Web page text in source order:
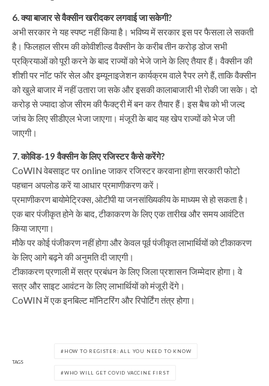
6. क्या बाजार से वैक्सीन खरीदकर लगवाई जा सकेगी?
अभी सरकार ने यह स्पष्ट नहीं किया है। भविष्य में सरकार इस पर फैसला ले सकती
है। फिलहाल सीरम की कोवीशील्ड वैक्सीन के करीब तीन करोड़ डोज सभी
प्रक्रियाओं को पूरी करने के बाद राज्यों को भेजे जाने के लिए तैयार हैं। वैक्सीन की
शीशी पर नॉट फॉर सेल और इम्यूनाइजेशन कार्यक्रम वाले रैपर लगे हैं, ताकि वैक्सीन
को खुले बाजार में नहीं उतारा जा सके और इसकी कालाबाजारी भी रोकी जा सके। दो
करोड़ से ज्यादा डोज सीरम की फैक्ट्री में बन कर तैयार हैं। इस बैच को भी जल्द
जांच के लिए सीडीएल भेजा जाएगा। मंजूरी के बाद यह खेप राज्यों को भेज जी
जाएगी।
7. कोविड-19 वैक्सीन के लिए रजिस्टर कैसे करेंगे?
CoWIN वेबसाइट पर online जाकर रजिस्टर करवाना होगा सरकारी फोटो
पहचान अपलोड करें या आधार प्रमाणीकरण करें।
प्रमाणीकरण बायोमेट्रिक्स, ओटीपी या जनसांख्यिकीय के माध्यम से हो सकता है।
एक बार पंजीकृत होने के बाद, टीकाकरण के लिए एक तारीख और समय आवंटित
किया जाएगा।
मौके पर कोई पंजीकरण नहीं होगा और केवल पूर्व पंजीकृत लाभार्थियों को टीकाकरण
के लिए आगे बढ़ने की अनुमति दी जाएगी।
टीकाकरण प्रणाली में सत्र प्रबंधन के लिए जिला प्रशासन जिम्मेदार होगा। वे
सत्र और साइट आवंटन के लिए लाभार्थियों को मंजूरी देंगे।
CoWIN में एक इनबिल्ट मॉनिटरिंग और रिपोर्टिंग तंत्र होगा।
TAGS
HOW TO REGISTER: ALL YOU NEED TO KNOW
WHO WILL GET COVID VACCINE FIRST